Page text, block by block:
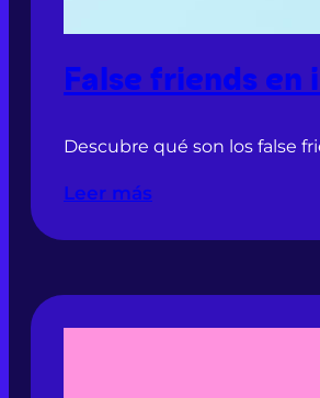
False friends en
Descubre qué son los false
Leer más